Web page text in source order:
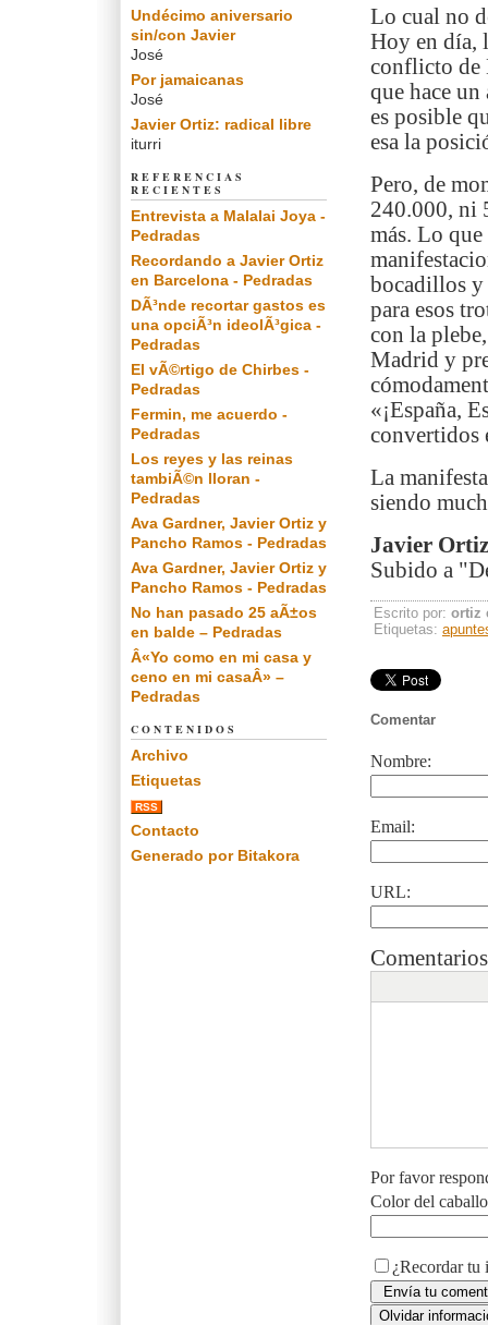
Lo cual no
Hoy en día,
conflicto de
que hace
es posible
esa la
Pero, de
240.000, ni
más. Lo que
bocadillos y
para esos
con la
Madrid y
«¡España,
convertidos
La
siendo
Javier
Subido a
Escrito por: ortiz
Etiquetas:
Comentar
Nombre:
Email:
URL:
Por favor
Color del
¿Recordar tu
Undécimo aniversario
sin/con Javier
José
Por jamaicanas
José
Javier Ortiz: radical libre
iturri
REFERENCIAS
RECIENTES
Entrevista a Malalai Joya -
Pedradas
Recordando a Javier Ortiz
en Barcelona - Pedradas
DÃ³nde recortar gastos es
una opciÃ³n ideolÃ³gica -
Pedradas
El vÃ©rtigo de Chirbes -
Pedradas
Fermin, me acuerdo -
Pedradas
Los reyes y las reinas
tambiÃ©n lloran -
Pedradas
Ava Gardner, Javier Ortiz y
Pancho Ramos - Pedradas
Ava Gardner, Javier Ortiz y
Pancho Ramos - Pedradas
No han pasado 25 aÃ±os
en balde – Pedradas
Â«Yo como en mi casa y
ceno en mi casaÂ» –
Pedradas
CONTENIDOS
Archivo
Etiquetas
RSS
Contacto
Generado por Bitakora